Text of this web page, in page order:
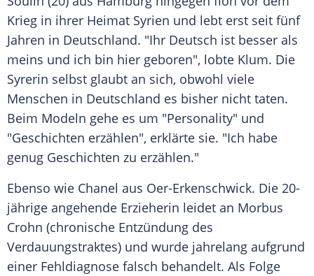
Krieg in ihrer Heimat Syrien und lebt erst seit fünf
Jahren in Deutschland. "Ihr Deutsch ist besser als
meins und ich bin hier geboren", lobte Klum. Die
Syrerin selbst glaubt an sich, obwohl viele
Menschen in Deutschland es bisher nicht taten.
Beim Modeln gehe es um "Personality" und
"Geschichten erzählen", erklärte sie. "Ich habe
genug Geschichten zu erzählen."
Ebenso wie Chanel aus Oer-Erkenschwick. Die 20-
jährige angehende Erzieherin leidet an Morbus
Crohn (chronische Entzündung des
Verdauungstraktes) und wurde jahrelang aufgrund
einer Fehldiagnose falsch behandelt. Als Folge